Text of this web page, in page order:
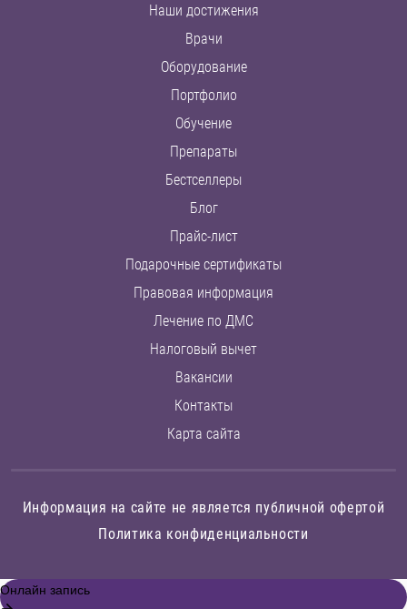
Наши достижения
Врачи
Оборудование
Портфолио
Обучение
Препараты
Бестселлеры
Блог
Прайс-лист
Подарочные сертификаты
Правовая информация
Лечение по ДМС
Налоговый вычет
Вакансии
Контакты
Карта сайта
Информация на сайте не является публичной офертой
Политика конфиденциальности